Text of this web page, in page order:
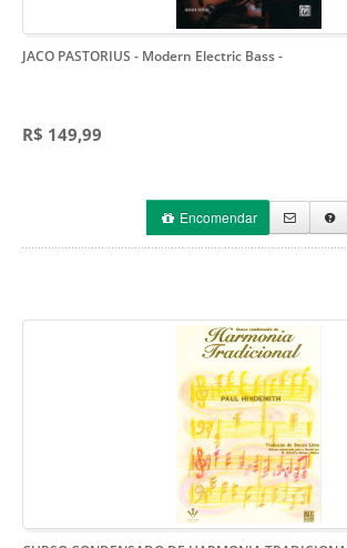
JACO PASTORIUS - Modern Electric Bass-
R$ 149,99
Encomendar